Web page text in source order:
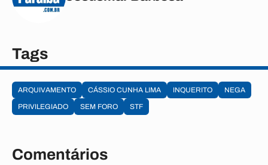
Tags
ARQUIVAMENTO CÁSSIO CUNHA LIMA INQUERITO
NEGA
PRIVILEGIADO
SEM FORO STF
Comentários